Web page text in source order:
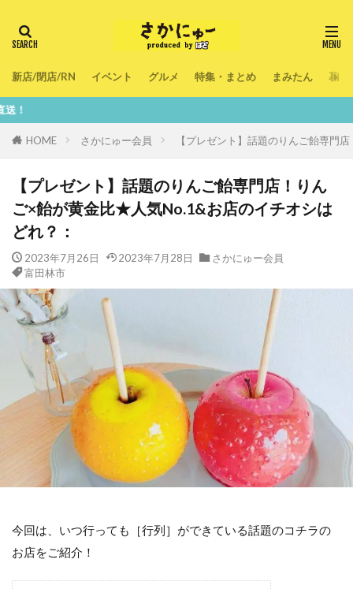
新店/閉店/RN イベント グルメ 特集・まとめ まみたん 暮ら
HOME さかにゅー会員 【プレゼント】話題のりんご飴専門
【プレゼント】話題のりんご飴専門店！りん
ご×飴が黄金比★人気No.1&お店のイチオシは
どれ？：
2023年7月26日 2023年7月28日
さかにゅー会員
富田林市
今回は、いつ行っても［行列］ができている話題のコチラの
お店をご紹介！